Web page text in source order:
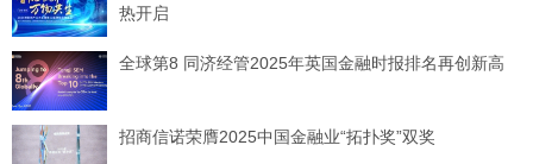
热开启
全球第8 同济经管2025年英国金融时报排名再创新高
招商信诺荣膺2025中国金融业“拓扑奖”双奖